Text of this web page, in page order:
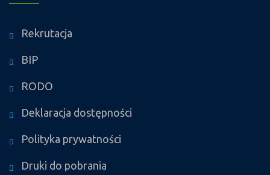
Rekrutacja
BIP
RODO
Deklaracja dostępności
Polityka prywatności
Druki do pobrania